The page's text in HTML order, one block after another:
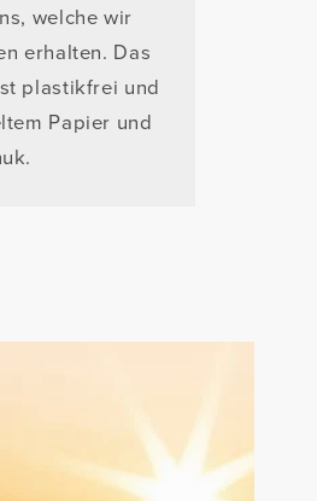
welche wir
erhalten. Das
plastikfrei und
Papier und